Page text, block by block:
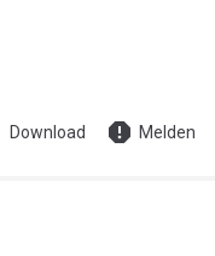
Download report Melden